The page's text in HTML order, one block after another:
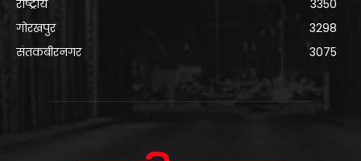
राष्ट्रीय
3350
गोरखपुर
3298
संतकबीरनगर
3075